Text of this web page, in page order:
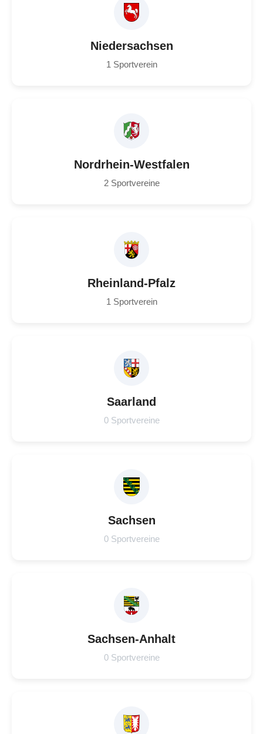
Niedersachsen
1 Sportverein
Nordrhein-Westfalen
2 Sportvereine
Rheinland-Pfalz
1 Sportverein
Saarland
0 Sportvereine
Sachsen
0 Sportvereine
Sachsen-Anhalt
0 Sportvereine